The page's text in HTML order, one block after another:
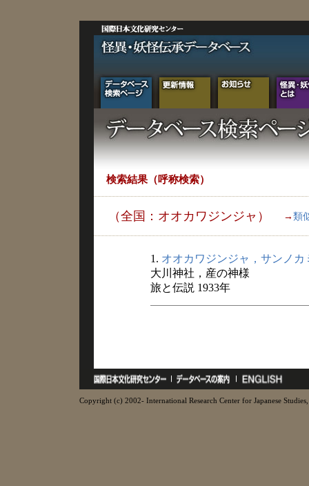
検索結果（呼称検索）
（全国：オオカワジンジャ） → 類
1. オオカワジンジャ，サンノカ
大川神社，産の神様
旅と伝説 1933年
Copyright (c) 2002- International Research Center for Japanese